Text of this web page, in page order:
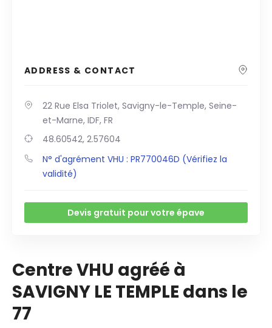
ADDRESS & CONTACT
22 Rue Elsa Triolet, Savigny-le-Temple, Seine-
et-Marne, IDF, FR
48.60542, 2.57604
N° d'agrément VHU : PR770046D (Vérifiez la
validité)
Devis gratuit pour votre épave
Centre VHU agréé à
SAVIGNY LE TEMPLE dans le
77